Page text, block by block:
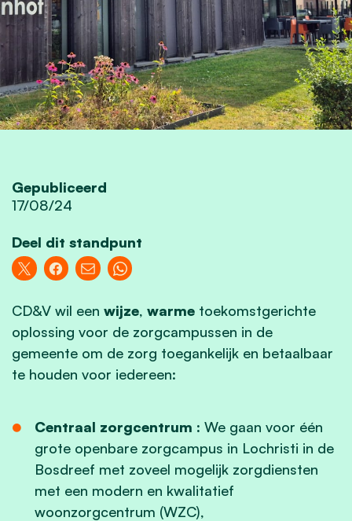
Gepubliceerd
17/08/24
Deel dit standpunt
CD&V wil een wijze, warme toekomstgerichte
oplossing voor de zorgcampussen in de
gemeente om de zorg toegankelijk en betaalbaar
te houden voor iedereen:
Centraal zorgcentrum : We gaan voor één
grote openbare zorgcampus in Lochristi in de
Bosdreef met zoveel mogelijk zorgdiensten
met een modern en kwalitatief
woonzorgcentrum (WZC),